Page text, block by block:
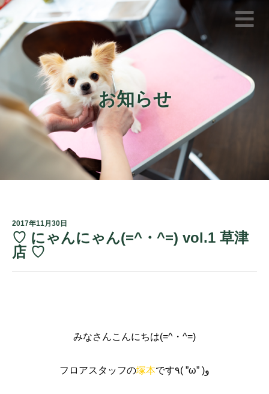
お知らせ
2017年11月30日
♡ にゃんにゃん(=^・^=) vol.1 草津
店 ♡
みなさんこんにちは(=^・^=)
フロアスタッフの塚本 です٩( ”ω” )و